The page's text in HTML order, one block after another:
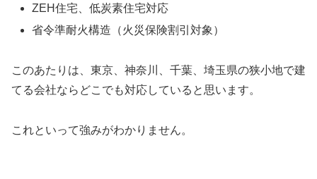
ZEH住宅、低炭素住宅対応
省令準耐火構造（火災保険割引対象）
このあたりは、東京、神奈川、千葉、埼玉県の狭小地で建
てる会社ならどこでも対応していると思います。
これといって強みがわかりません。